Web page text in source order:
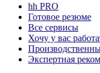
hh PRO
Готовое резюме
Все сервисы
Хочу у вас
Экспертная